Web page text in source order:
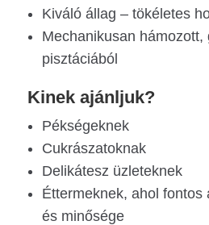
Kiváló állag – tökéletes
Mechanikusan hámozott,
pisztáciából
Kinek ajánljuk?
Pékségeknek
Cukrászatoknak
Delikátesz üzleteknek
Éttermeknek, ahol fontos
és minősége